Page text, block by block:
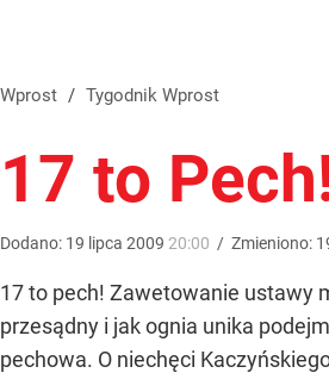
Wprost / Tygodnik Wprost
17 to
Dodano: 19 lipca 2009 20:00 / Zmieniono:
17 to pech! Zawetowanie ustawy
przesądny i jak ognia unika
pechowa. O niechęci